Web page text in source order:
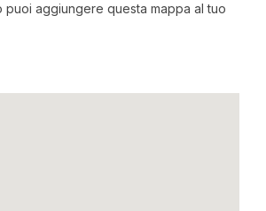
puoi aggiungere questa mappa al tuo